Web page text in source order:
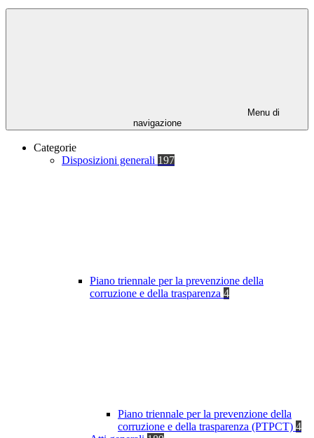
Menu di
navigazione
Categorie
Disposizioni generali 197
Piano triennale per la prevenzione della
corruzione e della trasparenza 4
Piano triennale per la prevenzione della
corruzione e della trasparenza (PTPCT) 4